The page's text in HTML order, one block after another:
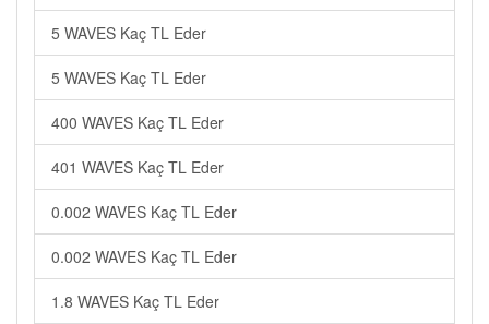
5 WAVES Kaç TL Eder
5 WAVES Kaç TL Eder
400 WAVES Kaç TL Eder
401 WAVES Kaç TL Eder
0.002 WAVES Kaç TL Eder
0.002 WAVES Kaç TL Eder
1.8 WAVES Kaç TL Eder